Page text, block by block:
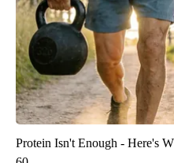
Protein Isn't Enough - Here's